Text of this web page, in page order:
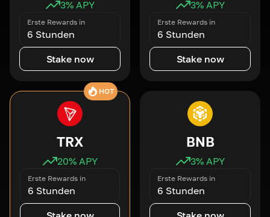
3% APY
Erste Rewards in
6 Stunden
Stake now
3% APY
Erste Rewards in
6 Stunden
Stake now
HOT
TRX
20% APY
Erste Rewards in
6 Stunden
BNB
3% APY
Erste Rewards in
6 Stunden